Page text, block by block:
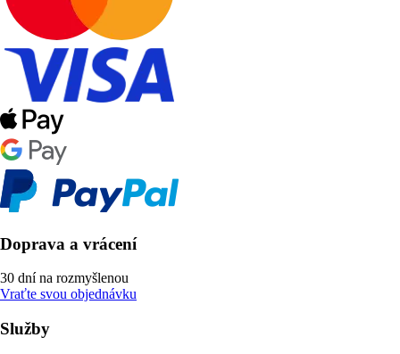
Doprava a vrácení
30 dní na rozmyšlenou
Vraťte svou objednávku
Služby